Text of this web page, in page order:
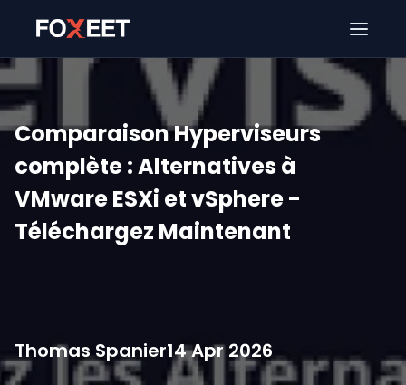
Comparaison Hyperviseurs
complète : Alternatives à
VMware ESXi et vSphere -
Téléchargez Maintenant
Thomas Spanier14 Apr 2026